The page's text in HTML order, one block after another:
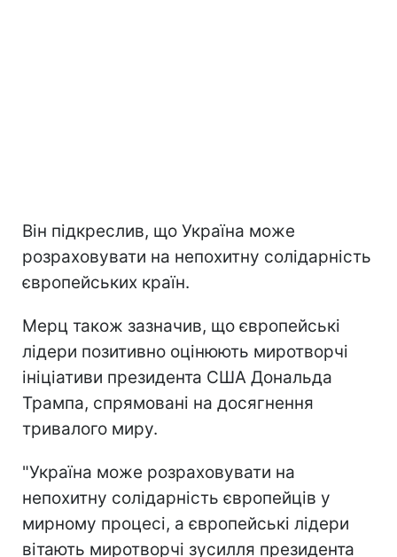
Він підкреслив, що Україна може
розраховувати на непохитну солідарність
європейських країн.
Мерц також зазначив, що європейські
лідери позитивно оцінюють миротворчі
ініціативи президента США Дональда
Трампа, спрямовані на досягнення
тривалого миру.
"Україна може розраховувати на
непохитну солідарність європейців у
мирному процесі, а європейські лідери
вітають миротворчі зусилля президента